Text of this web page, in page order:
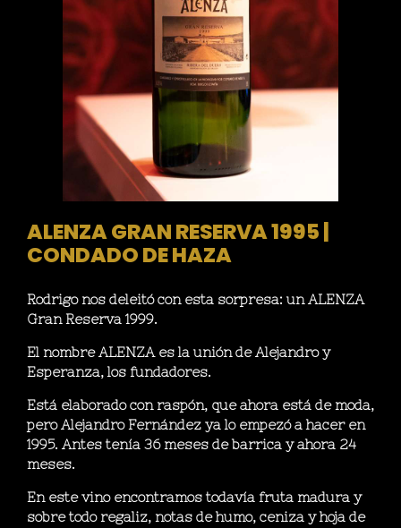
ALENZA GRAN RESERVA 1995 |
CONDADO DE HAZA
Rodrigo nos deleitó con esta sorpresa: un ALENZA
Gran Reserva 1999.
El nombre ALENZA es la unión de Alejandro y
Esperanza, los fundadores.
Está elaborado con raspón, que ahora está de moda,
pero Alejandro Fernández ya lo empezó a hacer en
1995. Antes tenía 36 meses de barrica y ahora 24
meses.
En este vino encontramos todavía fruta madura y
sobre todo regaliz, notas de humo, ceniza y hoja de